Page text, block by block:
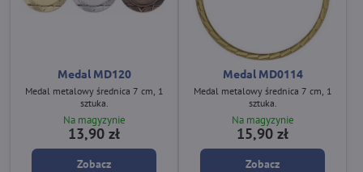
Medal MD120
Medal metalowy średnica 7 cm, 1
sztuka.
Na magyzynie
13,90 zł
Zobacz
Medal MD0114
Medal metalowy średnica 7 cm, 1
sztuka.
Na magyzynie
15,90 zł
Zobacz